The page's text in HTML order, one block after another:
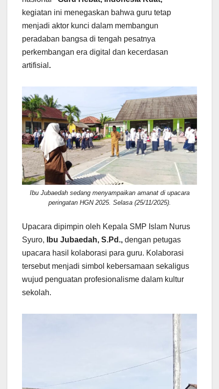
kegiatan ini menegaskan bahwa guru tetap
menjadi aktor kunci dalam membangun
peradaban bangsa di tengah pesatnya
perkembangan era digital dan kecerdasan
artifisial .
Ibu Jubaedah sedang menyampaikan amanat di upacara
peringatan HGN 2025. Selasa (25/11/2025).
Upacara dipimpin oleh Kepala SMP Islam Nurus
Syuro,
Ibu Jubaedah, S.Pd., dengan petugas
upacara hasil kolaborasi para guru. Kolaborasi
tersebut menjadi simbol kebersamaan sekaligus
wujud penguatan profesionalisme dalam kultur
sekolah.